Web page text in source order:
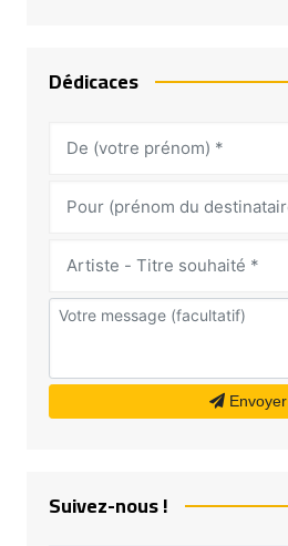
Dédicaces
Envoyer
Suivez-nous !